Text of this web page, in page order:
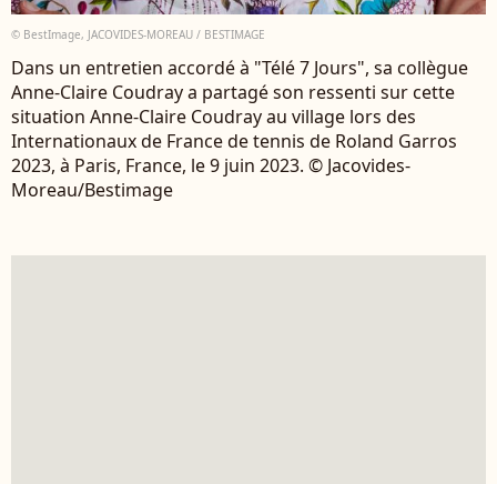
© BestImage, JACOVIDES-MOREAU / BESTIMAGE
Dans un entretien accordé à "Télé 7 Jours", sa collègue
Anne-Claire Coudray a partagé son ressenti sur cette
situation Anne-Claire Coudray au village lors des
Internationaux de France de tennis de Roland Garros
2023, à Paris, France, le 9 juin 2023. © Jacovides-
Moreau/Bestimage